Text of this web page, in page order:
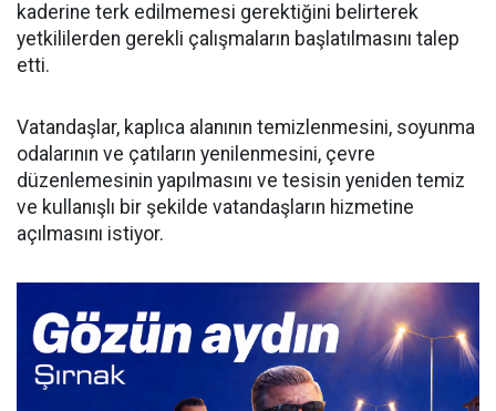
kaderine terk edilmemesi gerektiğini belirterek
yetkililerden gerekli çalışmaların başlatılmasını talep
etti.
Vatandaşlar, kaplıca alanının temizlenmesini, soyunma
odalarının ve çatıların yenilenmesini, çevre
düzenlemesinin yapılmasını ve tesisin yeniden temiz
ve kullanışlı bir şekilde vatandaşların hizmetine
açılmasını istiyor.